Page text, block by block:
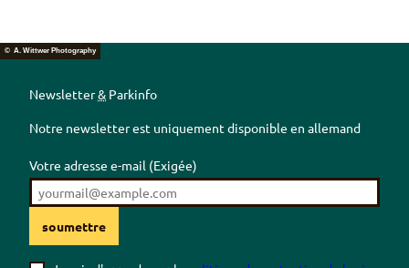
© A. Wittwer Photography
Newsletter& Parkinfo
Notre newsletter est uniquement disponible en allemand
Votre adresse e-mail (Exigée)
soumettre